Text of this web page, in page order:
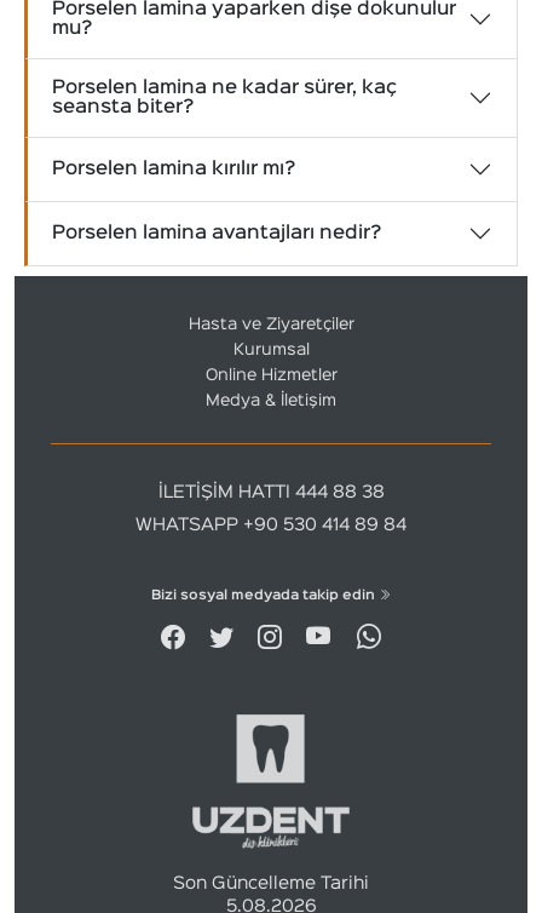
Porselen lamina yaparken dişe dokunulur
mu?
Porselen lamina ne kadar sürer, kaç
seansta biter?
Porselen lamina kırılır mı?
Porselen lamina avantajları nedir?
Hasta ve Ziyaretçiler
Kurumsal
Online Hizmetler
Medya & İletişim
İLETİŞİM HATTI 444 88 38
WHATSAPP +90 530 414 89 84
Bizi sosyal medyada takip edin
Son Güncelleme Tarihi
5.08.2026